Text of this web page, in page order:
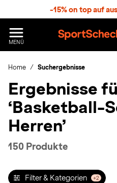
-15% on top auf
MENÜ
p
r
S
h
c
Home Suchergebnisse
Ergebnisse
‘Basketball-
Herren’
150 Produkte
Filter & Kategorien +2